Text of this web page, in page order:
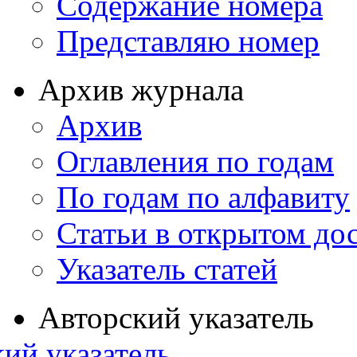
Представляю номер
Архив журнала
Архив
Оглавления по годам
По годам по алфавиту
Статьи в открытом
Указатель статей
Авторский указатель